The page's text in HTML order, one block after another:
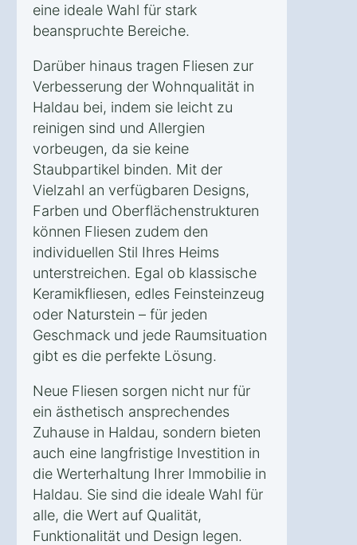
eine ideale Wahl für stark
beanspruchte Bereiche.
Darüber hinaus tragen Fliesen zur
Verbesserung der Wohnqualität in
Haldau bei, indem sie leicht zu
reinigen sind und Allergien
vorbeugen, da sie keine
Staubpartikel binden. Mit der
Vielzahl an verfügbaren Designs,
Farben und Oberflächenstrukturen
können Fliesen zudem den
individuellen Stil Ihres Heims
unterstreichen. Egal ob klassische
Keramikfliesen, edles Feinsteinzeug
oder Naturstein – für jeden
Geschmack und jede Raumsituation
gibt es die perfekte Lösung.
Neue Fliesen sorgen nicht nur für
ein ästhetisch ansprechendes
Zuhause in Haldau, sondern bieten
auch eine langfristige Investition in
die Werterhaltung Ihrer Immobilie in
Haldau. Sie sind die ideale Wahl für
alle, die Wert auf Qualität,
Funktionalität und Design legen.